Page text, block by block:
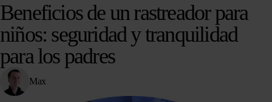
Beneficios de un rastreador para
niños: seguridad y tranquilidad
para los padres
Max